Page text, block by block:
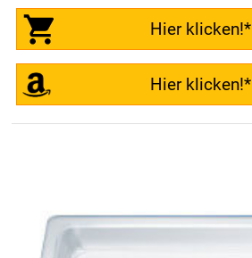
Hier klicken!*
Hier klicken!*